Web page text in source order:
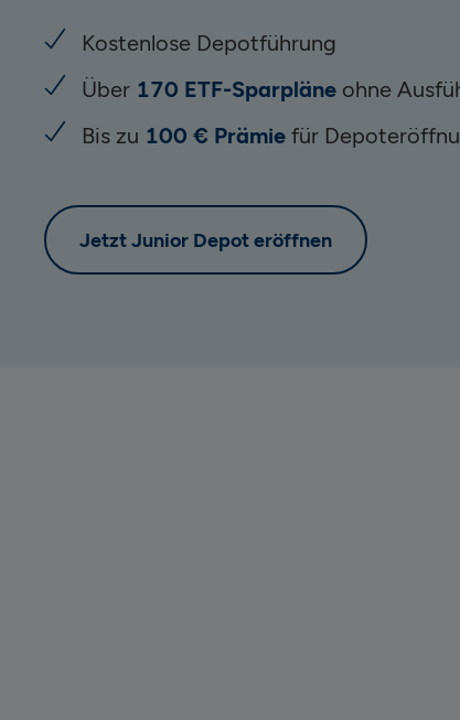
Kostenlose Depotführung
Über 170 ETF-Sparpläne ohne
Bis zu 100 € Prämie für
Jetzt Junior Depot eröffnen